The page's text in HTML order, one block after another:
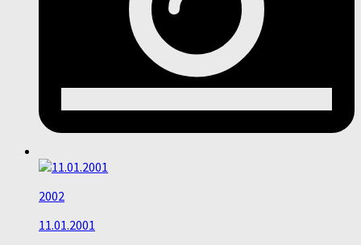
2002
11.01.2001